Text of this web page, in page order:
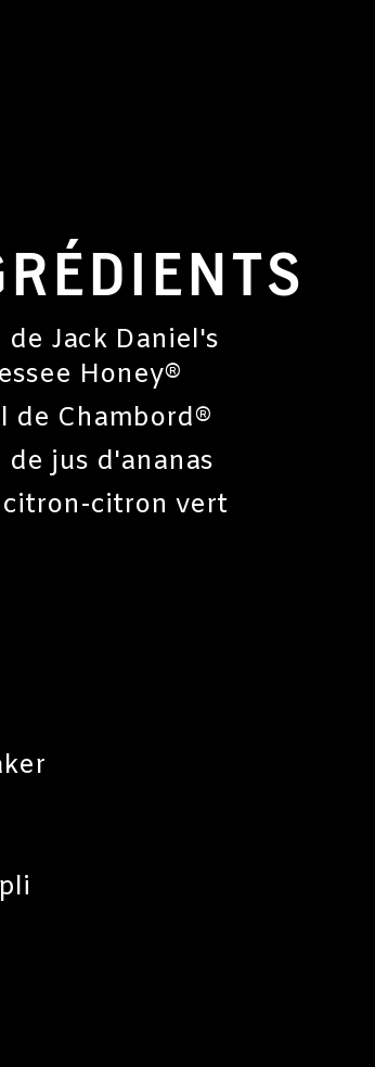
de Jack Daniel's
Honey®
de Chambord®
de jus d'ananas
citron-citron vert